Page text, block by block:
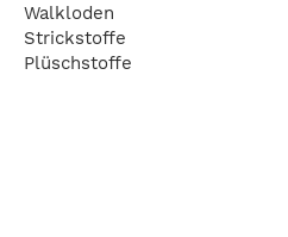
Walkloden
Strickstoffe
Plüschstoffe